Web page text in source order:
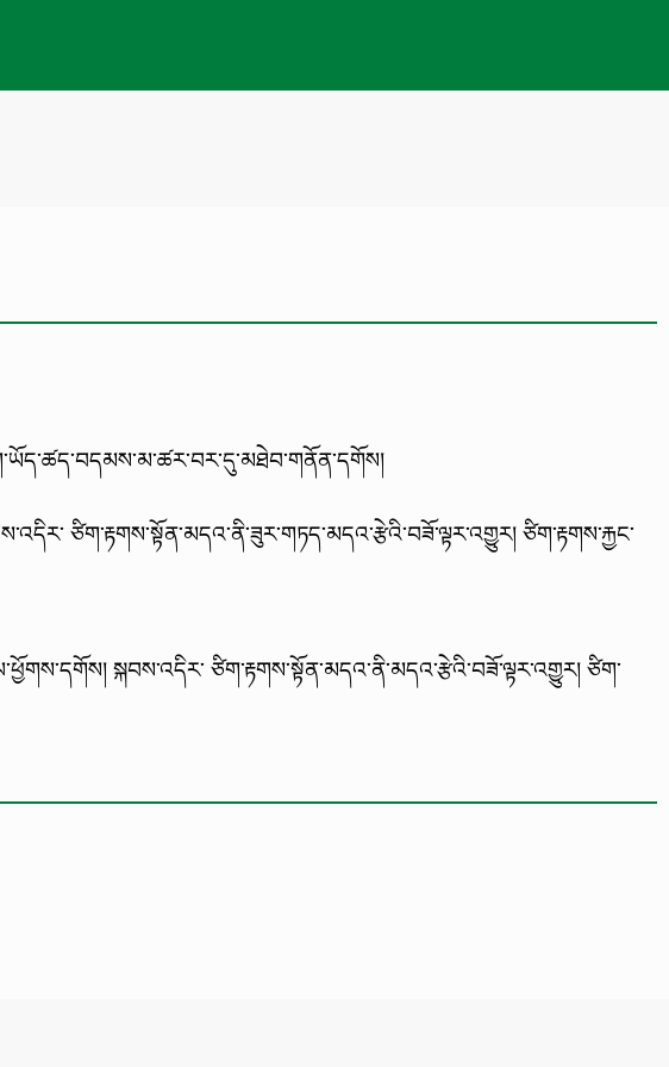
ཙིག་རྟགས་སྟོན་མདའ་ནི་ཟུར་གཏད་མདའ་རྩེའི་བཟོ་ལྟར་འགྱུར། ཙིག་རྟགས་རྐྱང་
སྐབས་འདིར་ ཙིག་རྟགས་སྟོན་མདའ་ནི་མདའ་རྩེའི་བཟོ་ལྟར་འགྱུར། ཙིག་